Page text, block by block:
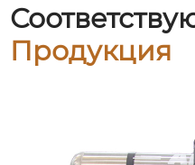
Продукция